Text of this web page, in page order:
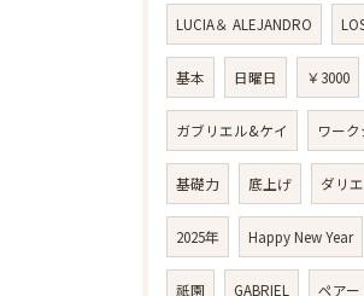
LUCIA＆ ALEJANDRO
基本 日曜日 ￥3000
ガブリエル&ケイ ワー
基礎力 底上げ ダリ
2025年 Happy New Year
祇園 GABRIEL ペアー